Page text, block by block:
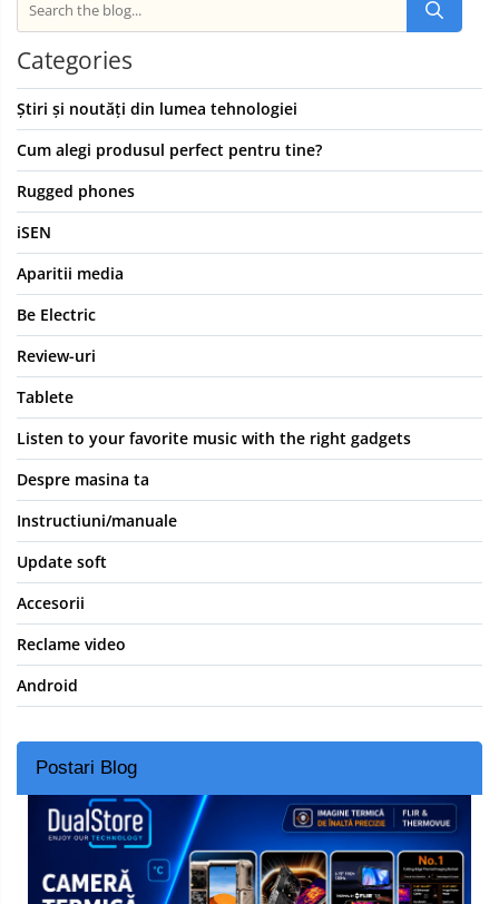
Categories
Știri și noutăți din lumea tehnologiei
Cum alegi produsul perfect pentru tine?
Rugged phones
iSEN
Aparitii media
Be Electric
Review-uri
Tablete
Listen to your favorite music with the right gadgets
Despre masina ta
Instructiuni/manuale
Update soft
Accesorii
Reclame video
Android
Postari Blog